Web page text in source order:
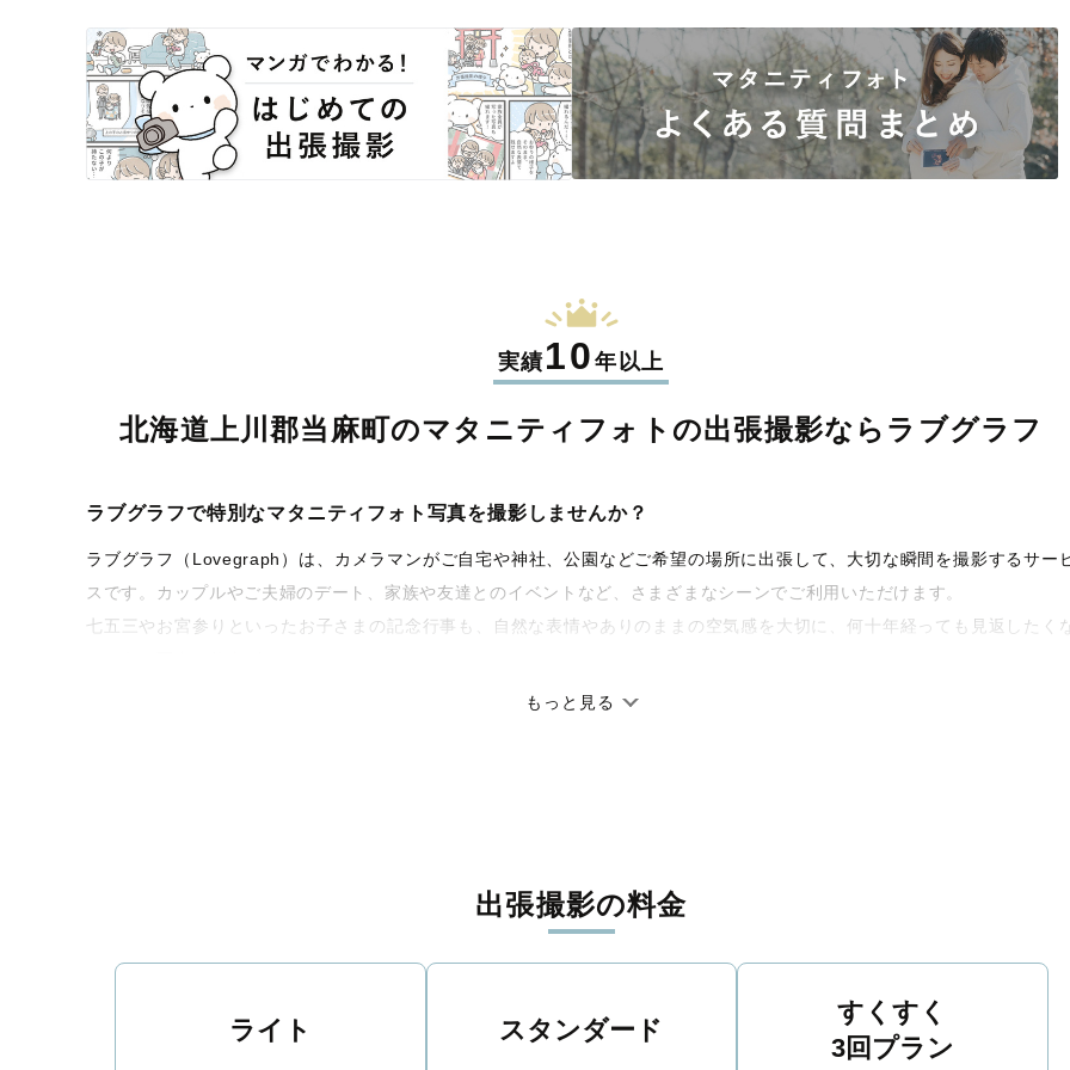
実績10年以上
北海道上川郡当麻町のマタニティフォトの出張撮影なら ラブグラフ
ラブグラフで特別なマタニティフォト写真を撮影しませんか？
ラブグラフ（Lovegraph）は、カメラマンがご自宅や神社、公園などご希望の場所に出張して、大切な瞬間を撮影するサー
スです。カップルやご夫婦のデート、家族や友達とのイベントなど、さまざまなシーンでご利用いただけます。
七五三やお宮参りといったお子さまの記念行事も、自然な表情やありのままの空気感を大切に、何十年経っても見返したく
撮影後は、独自の編集技術で写真の明るさや色合いを丁寧に調整。自然な雰囲気を残しつつも、おしゃれで洗練された仕上が
い。
もっと見る
出張撮影の料金
ライト スタンダード
すくすく
3回プラン